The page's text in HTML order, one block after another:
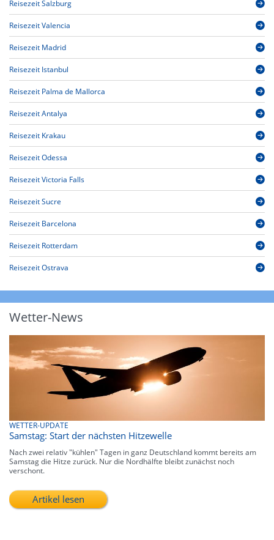
Reisezeit Salzburg
Reisezeit Valencia
Reisezeit Madrid
Reisezeit Istanbul
Reisezeit Palma de Mallorca
Reisezeit Antalya
Reisezeit Krakau
Reisezeit Odessa
Reisezeit Victoria Falls
Reisezeit Sucre
Reisezeit Barcelona
Reisezeit Rotterdam
Reisezeit Ostrava
Wetter-News
WETTER-UPDATE
Samstag: Start der nächsten Hitzewelle
Nach zwei relativ "kühlen" Tagen in ganz Deutschland kommt bereits am
Samstag die Hitze zurück. Nur die Nordhälfte bleibt zunächst noch
verschont.
Artikel lesen